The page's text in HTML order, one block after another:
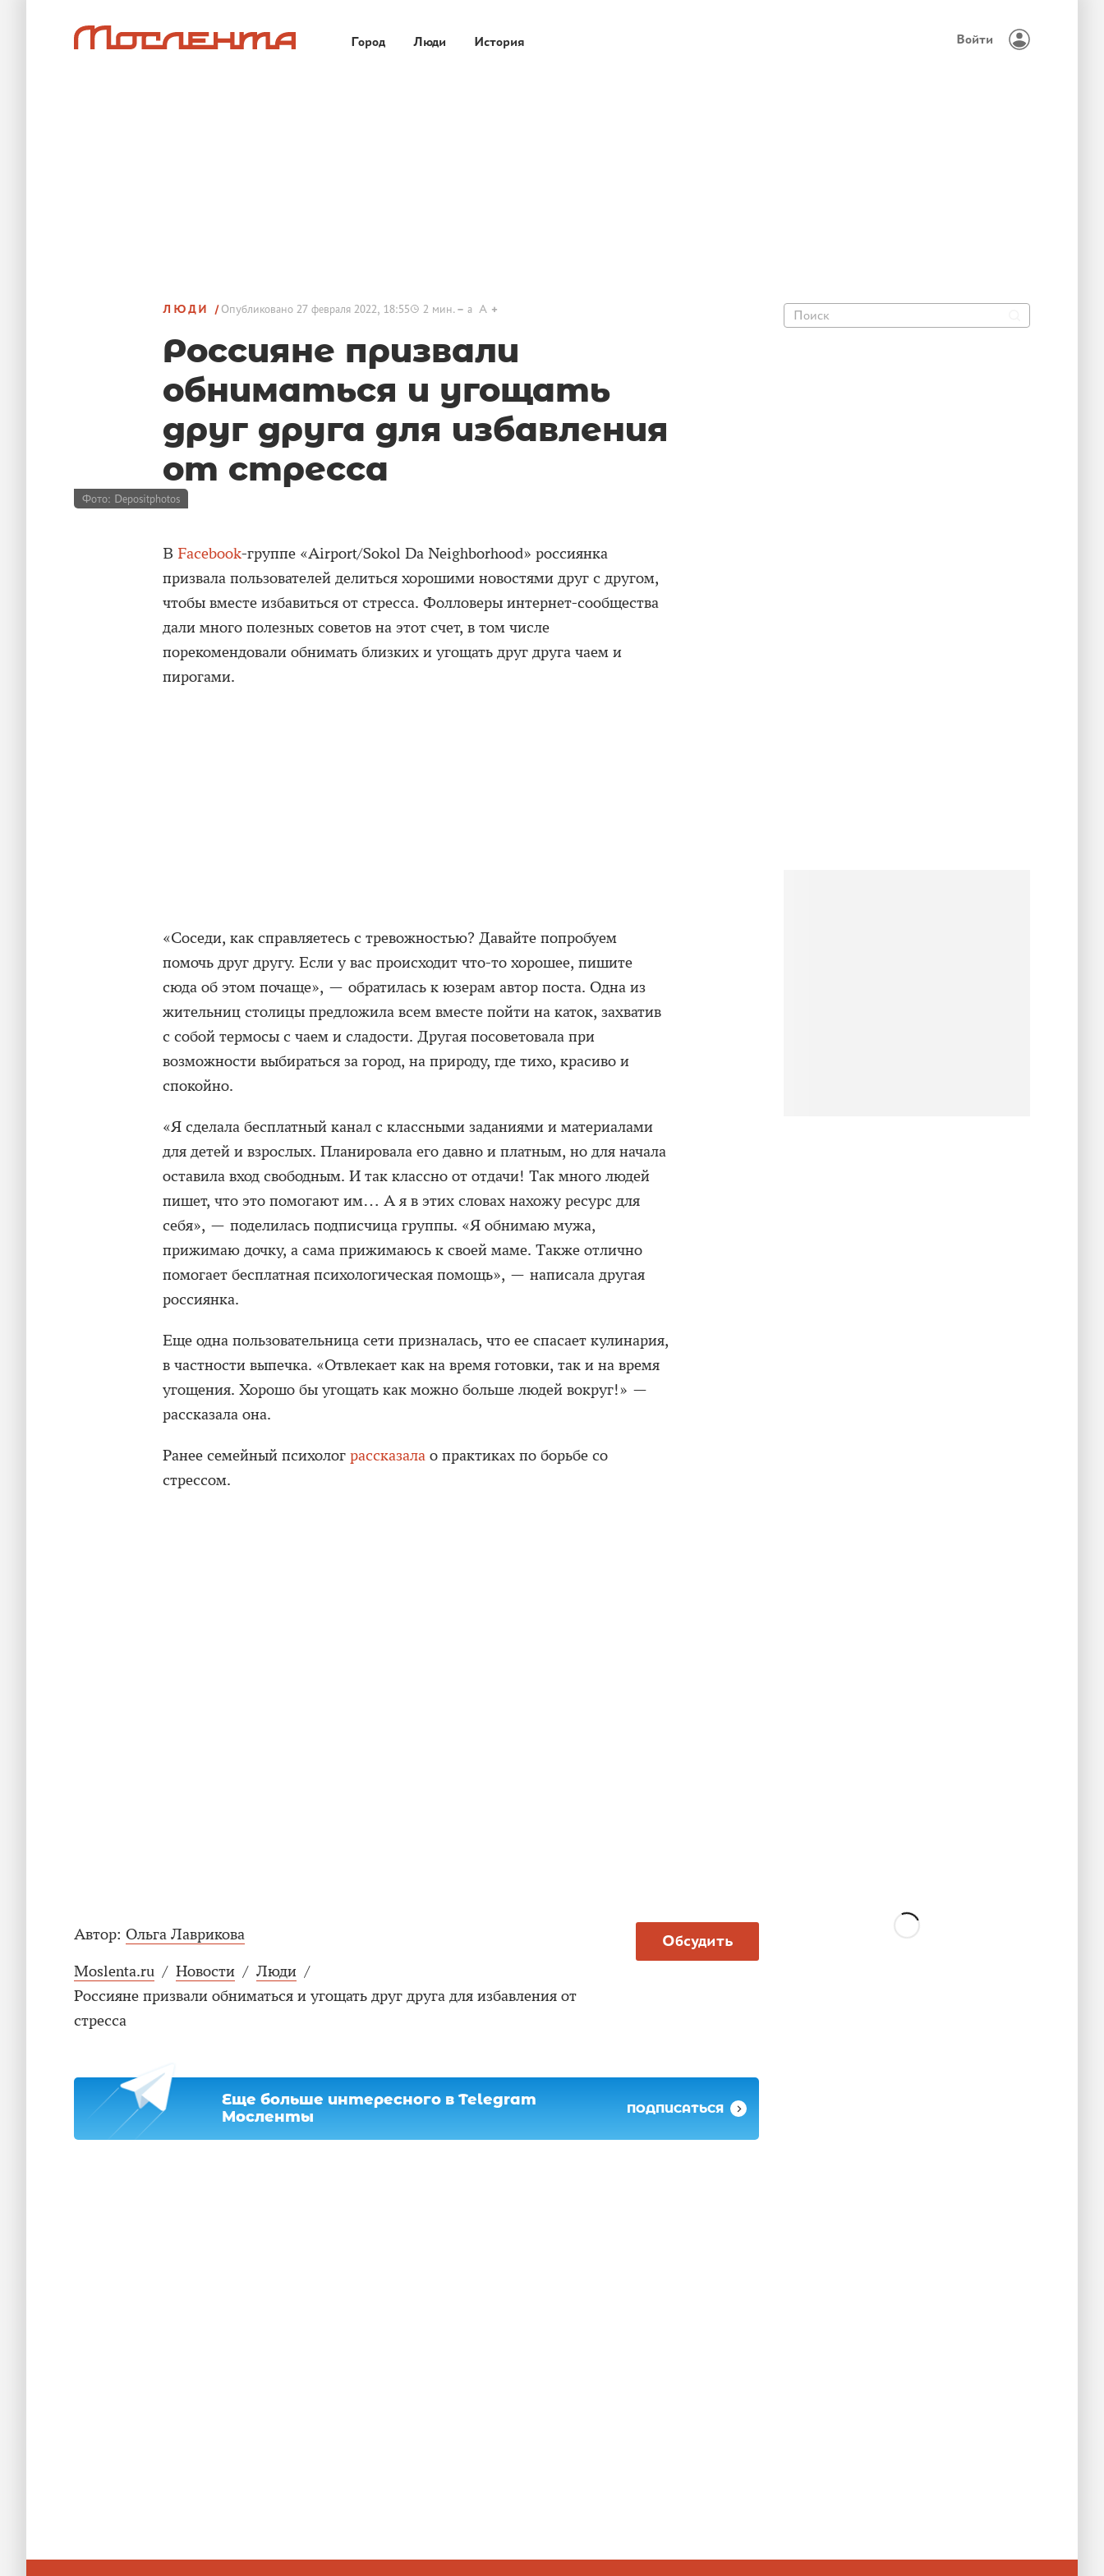
Город Люди История Войти
ЛЮДИ Опубликовано 27 февраля 2022, 18:55 2 мин. a A
Россияне призвали
обниматься и угощать
друг друга для избавления
от стресса
Фото: Depositphotos
В Facebook-группе «Airport/Sokol Da Neighborhood» россиянка
призвала пользователей делиться хорошими новостями друг с другом,
чтобы вместе избавиться от стресса. Фолловеры интернет-сообщества
дали много полезных советов на этот счет, в том числе
порекомендовали обнимать близких и угощать друг друга чаем и
пирогами.
«Соседи, как справляетесь с тревожностью? Давайте попробуем
помочь друг другу. Если у вас происходит что-то хорошее, пишите
сюда об этом почаще», — обратилась к юзерам автор поста. Одна из
жительниц столицы предложила всем вместе пойти на каток, захватив
с собой термосы с чаем и сладости. Другая посоветовала при
возможности выбираться за город, на природу, где тихо, красиво и
спокойно.
«Я сделала бесплатный канал с классными заданиями и материалами
для детей и взрослых. Планировала его давно и платным, но для начала
оставила вход свободным. И так классно от отдачи! Так много людей
пишет, что это помогают им… А я в этих словах нахожу ресурс для
себя», — поделилась подписчица группы. «Я обнимаю мужа,
прижимаю дочку, а сама прижимаюсь к своей маме. Также отлично
помогает бесплатная психологическая помощь», — написала другая
россиянка.
Еще одна пользовательница сети призналась, что ее спасает кулинария,
в частности выпечка. «Отвлекает как на время готовки, так и на время
угощения. Хорошо бы угощать как можно больше людей вокруг!» —
рассказала она.
Ранее семейный психолог рассказала о практиках по борьбе со
стрессом.
Обсудить
Автор: Ольга Лаврикова
Moslenta.ru / Новости / Люди /
Россияне призвали обниматься и угощать друг друга для избавления от
стресса
Еще больше интересного в Telegram
Мосленты
ПОДПИСАТЬСЯ